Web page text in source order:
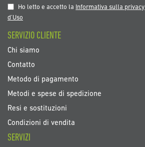
nostra
Newsletter:
Ho letto e accetto la Informativa sulla privacy
d’Uso
SERVIZIO CLIENTE
Chi siamo
Contatto
Metodo di pagamento
Metodi e spese di spedizione
Resi e sostituzioni
Condizioni di vendita
SERVIZI